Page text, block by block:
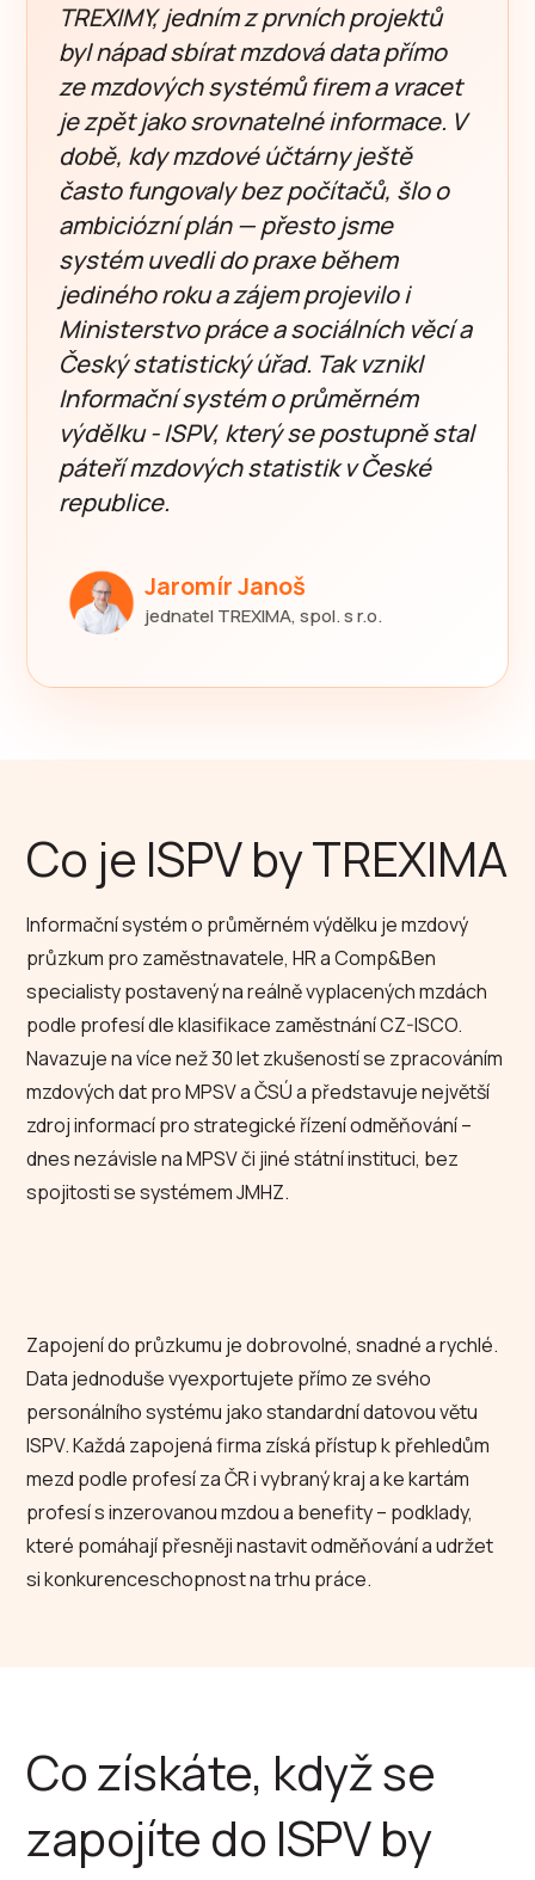
TREXIMY, jedním z prvních projektů
byl nápad sbírat mzdová data přímo
ze mzdových systémů firem a vracet
je zpět jako srovnatelné informace. V
době, kdy mzdové účtárny ještě
často fungovaly bez počítačů, šlo o
ambiciózní plán — přesto jsme
systém uvedli do praxe během
jediného roku a zájem projevilo i
Ministerstvo práce a sociálních věcí a
Český statistický úřad. Tak vznikl
Informační systém o průměrném
výdělku - ISPV, který se postupně stal
páteří mzdových statistik v České
republice.
Jaromír Janoš
jednatel TREXIMA, spol. s r.o.
Co je ISPV by TREXIMA
Informační systém o průměrném výdělku je mzdový
průzkum pro zaměstnavatele, HR a Comp&Ben
specialisty postavený na reálně vyplacených mzdách
podle profesí dle klasifikace zaměstnání CZ-ISCO.
Navazuje na více než 30 let zkušeností se zpracováním
mzdových dat pro MPSV a ČSÚ a představuje největší
zdroj informací pro strategické řízení odměňování –
dnes nezávisle na MPSV či jiné státní instituci, bez
spojitosti se systémem JMHZ.
Zapojení do průzkumu je dobrovolné, snadné a rychlé.
Data jednoduše vyexportujete přímo ze svého
personálního systému jako standardní datovou větu
ISPV. Každá zapojená firma získá přístup k přehledům
mezd podle profesí za ČR i vybraný kraj a ke kartám
profesí s inzerovanou mzdou a benefity – podklady,
které pomáhají přesněji nastavit odměňování a udržet
si konkurenceschopnost na trhu práce.
Co získáte, když se
zapojíte do ISPV by